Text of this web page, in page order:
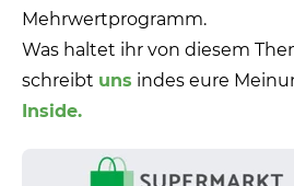
Mehrwertprogramm.
Was haltet ihr von diesem
schreibt uns indes eure
Inside.